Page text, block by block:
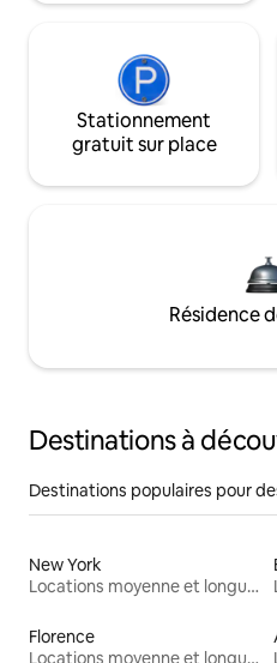
Stationnement
gratuit sur place
Résidence
Destinations à
Destinations populaires pour
New York
Locations moyenne et longue durée
Florence
Locations moyenne et longue durée